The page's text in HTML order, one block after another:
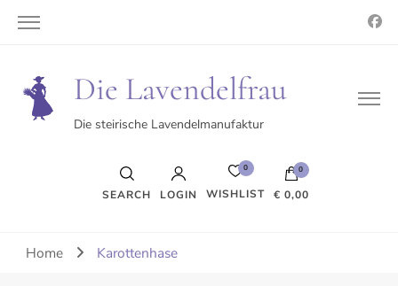
Die Lavendelfrau
Die steirische Lavendelmanufaktur
SEARCH LOGIN
0
WISHLIST
0
€ 0,00
Es befinden sich keine Produkte im Warenkorb.
Home Karottenhase